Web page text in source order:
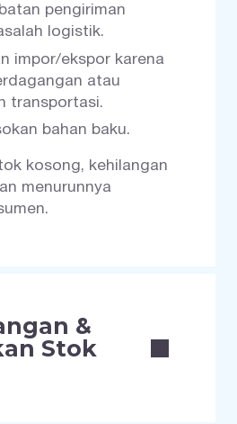
pengiriman
logistik.
impor/ekspor karena
atau
transportasi.
bahan baku.
kosong, kehilangan
menurunnya
&
Stok